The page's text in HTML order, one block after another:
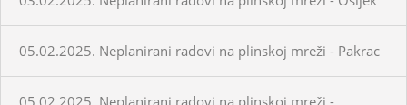
05.02.2025. Neplanirani radovi na plinskoj mreži - Pakrac
05.02.2025. Neplanirani radovi na plinskoj mreži -